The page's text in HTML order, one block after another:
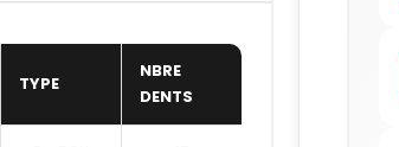
TYPE
NBRE
DENTS